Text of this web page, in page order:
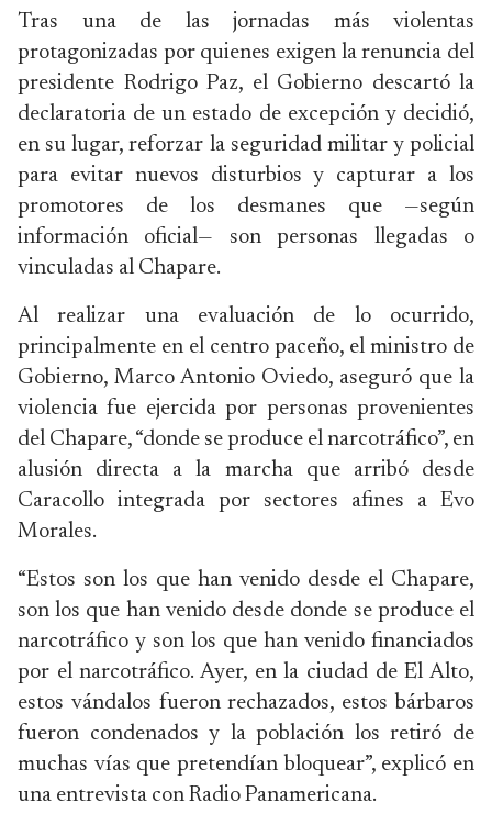
Tras una de las jornadas más violentas
protagonizadas por quienes exigen la renuncia del
presidente Rodrigo Paz, el Gobierno descartó la
declaratoria de un estado de excepción y decidió,
en su lugar, reforzar la seguridad militar y policial
para evitar nuevos disturbios y capturar a los
promotores de los desmanes que —según
información oficial— son personas llegadas o
vinculadas al Chapare.
Al realizar una evaluación de lo ocurrido,
principalmente en el centro paceño, el ministro de
Gobierno, Marco Antonio Oviedo, aseguró que la
violencia fue ejercida por personas provenientes
del Chapare, “donde se produce el narcotráfico”, en
alusión directa a la marcha que arribó desde
Caracollo integrada por sectores afines a Evo
Morales.
“Estos son los que han venido desde el Chapare,
son los que han venido desde donde se produce el
narcotráfico y son los que han venido financiados
por el narcotráfico. Ayer, en la ciudad de El Alto,
estos vándalos fueron rechazados, estos bárbaros
fueron condenados y la población los retiró de
muchas vías que pretendían bloquear”, explicó en
una entrevista con Radio Panamericana.